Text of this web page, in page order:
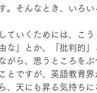
。そんなとき、いろ
ていくためには、こ
な」とか、「批判的
がら、思うところを
とですが、英語教育
、天にも昇る気持ち